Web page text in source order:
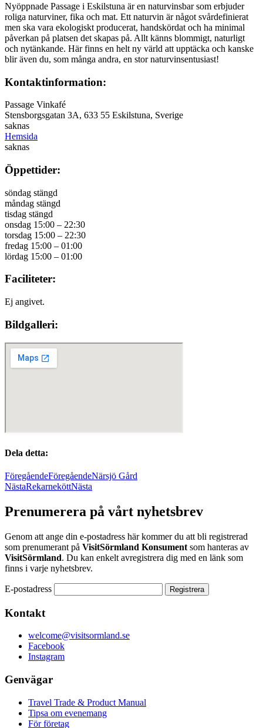
Nyöppnade Passage i Eskilstuna är en naturvinsbar som erbjuder
roliga naturviner, fika och mat. Ett naturvin är något svårdefinierat
men ska vara ekologiskt producerat, handskördat och ha minimal
påverkan på platsen det skapas på. Allt känns blommigt, naturligt
och nytänkande. Här finns en helt ny värld att upptäcka och kanske
blir även du, som många andra, en stor naturvinsentusiast!
Kontaktinformation:
Passage Vinkafé
Stensborgsgatan 3A, 633 55 Eskilstuna, Sverige
saknas
Hemsida
saknas
Öppettider:
söndag stängd
måndag stängd
tisdag stängd
onsdag 15:00 – 22:30
torsdag 15:00 – 22:30
fredag 15:00 – 01:00
lördag 15:00 – 01:00
Faciliteter:
Ej angivet.
Bildgalleri:
Dela detta:
FöregåendeFöregåendeNärsjö Gård
NästaRekarneköttNästa
Prenumerera på vårt nyhetsbrev
Genom att ange din e-postadress här kommer du att bli registrerad
som prenumerant på VisitSörmland Konsument som hanteras av
VisitSörmland. Du kan enkelt avregistrera dig med en länk som
finns i varje nyhetsbrev.
E-postadress
Kontakt
welcome@visitsormland.se
Facebook
Instagram
Genvägar
Travel Trade & Product Manual
Tipsa om evenemang
För företag